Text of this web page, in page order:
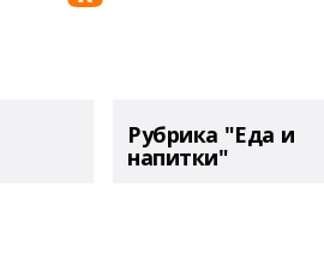
Рубрика "Еда и
напитки"